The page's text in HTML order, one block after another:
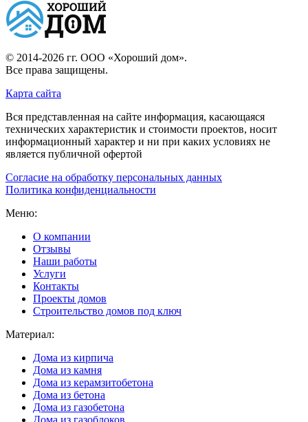
© 2014-2026 гг. ООО «Хороший дом».
Все права защищены.
Карта сайта
Вся представленная на сайте информация, касающаяся
технических характеристик и стоимости проектов, носит
информационный характер и ни при каких условиях не
является публичной офертой
Согласие на обработку персональных данных
Политика конфиденциальности
Меню:
О компании
Отзывы
Наши работы
Услуги
Контакты
Проекты домов
Строительство домов под ключ
Материал:
Дома из кирпича
Дома из камня
Дома из керамзитобетона
Дома из бетона
Дома из газобетона
Дома из газоблоков